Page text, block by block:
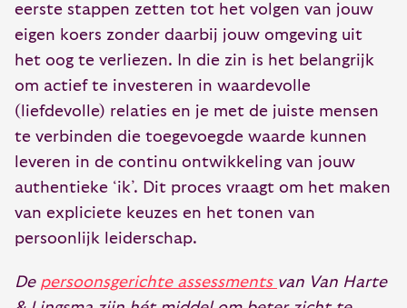
eerste stappen zetten tot het volgen van jouw
eigen koers zonder daarbij jouw omgeving uit
het oog te verliezen. In die zin is het belangrijk
om actief te investeren in waardevolle
(liefdevolle) relaties en je met de juiste mensen
te verbinden die toegevoegde waarde kunnen
leveren in de continu ontwikkeling van jouw
authentieke ‘ik’. Dit proces vraagt om het maken
van expliciete keuzes en het tonen van
persoonlijk leiderschap.
De persoonsgerichte assessments van Van Harte